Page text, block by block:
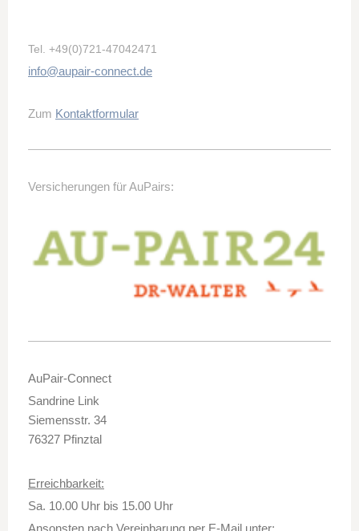
Tel. +49(0)721-47042471
info@aupair-connect.de
Zum Kontaktformular
Versicherungen für AuPairs:
AuPair-Connect
Sandrine Link
Siemensstr. 34
76327 Pfinztal
Erreichbarkeit:
Sa. 10.00 Uhr bis 15.00 Uhr
Ansonsten nach Vereinbarung per E-Mail unter: